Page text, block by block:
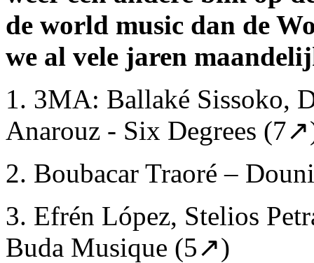
de world music dan de
we al vele jaren
1. 3MA: Ballaké Sissoko,
Anarouz - Six Degrees
2. Boubacar Traoré –
3. Efrén López, Stelios
Buda Musique (5↗)